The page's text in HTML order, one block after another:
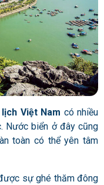
Việt Nam có nhiều
Nước biển ở đây cũng
toàn có thể yên tâm
sự ghé thăm đông